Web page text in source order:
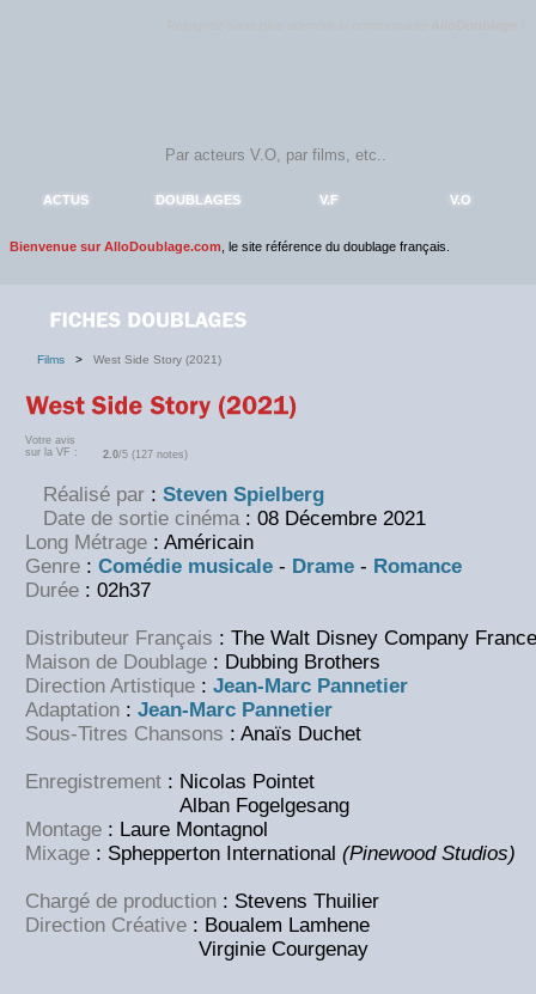
ACTUS DOUBLAGES V.F V.O
Bienvenue sur AlloDoublage.com , le site référence du doublage français.
Films > West Side Story (2021)
Votre avis
sur la VF :
2.0/5 (127 notes)
Réalisé par : Steven Spielberg
Date de sortie cinéma : 08 Décembre 2021
Long Métrage : Américain
Genre : Comédie musicale - Drame - Romance
Durée : 02h37
Distributeur Français : The Walt Disney Company France
Maison de Doublage : Dubbing Brothers
Direction Artistique : Jean-Marc Pannetier
Adaptation : Jean-Marc Pannetier
Sous-Titres Chansons : Anaïs Duchet
Enregistrement : Nicolas Pointet
Alban Fogelgesang
Montage : Laure Montagnol
Mixage : Sphepperton International (Pinewood Studios)
Chargé de production : Stevens Thuilier
Direction Créative : Boualem Lamhene
Virginie Courgenay